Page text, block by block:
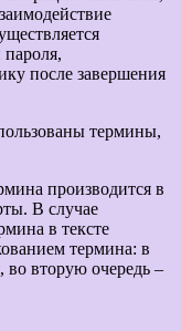
пароля,
после завершения
термины,
производится в
В случае
в тексте
термина: в
во вторую очередь –